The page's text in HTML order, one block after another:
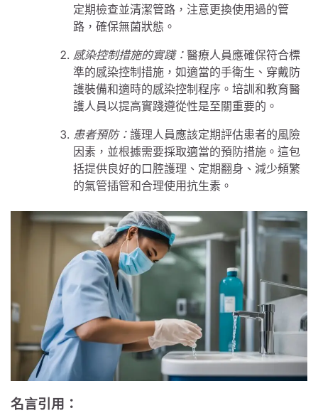
定期檢查並清潔管路，注意更換使用過的管
路，確保無菌狀態。
感染控制措施的實踐： 醫療人員應確保符合標
準的感染控制措施，如適當的手衛生、穿戴防
護裝備和適時的感染控制程序。培訓和教育醫
護人員以提高實踐遵從性是至關重要的。
患者預防： 護理人員應該定期評估患者的風險
因素，並根據需要採取適當的預防措施。這包
括提供良好的口腔護理、定期翻身、減少頻繁
的氣管插管和合理使用抗生素。
名言引用：